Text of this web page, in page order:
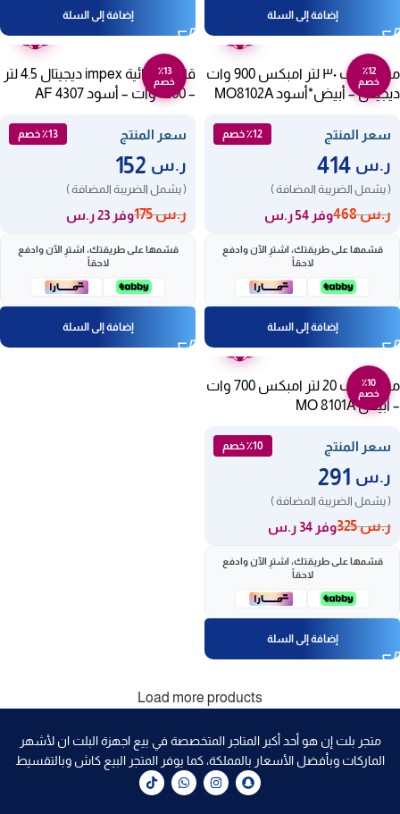
إضافة إلى السلة إضافة إلى السلة
٪12
خصم
عامين
ميكروويف ٣٠ لتر امبكس 900 وات
ديجيتال – أبيض*أسود MO8102A
سعر المنتج ٪12 خصم
ر.س
( يشمل الضريبة المضافة )
ر.س468 وفر 54 ر.س
قسّمها على طريقتك، اشترِ الآن وادفع
لاحقاً
إضافة إلى السلة
٪13
خصم
عامين
قلاية هوائية impex ديجيتال 4.5 لتر
– 1200 وات – أسود AF 4307
سعر المنتج ٪13 خصم
ر.س
( يشمل الضريبة المضافة )
ر.س175 وفر 23 ر.س
قسّمها على طريقتك، اشترِ الآن وادفع
لاحقاً
إضافة إلى السلة
٪10
خصم
عامين
ميكروويف 20 لتر امبكس 700 وات
– أبيض MO 8101A
سعر المنتج ٪10 خصم
ر.س
( يشمل الضريبة المضافة )
ر.س325 وفر 34 ر.س
قسّمها على طريقتك، اشترِ الآن وادفع
لاحقاً
إضافة إلى السلة
Load more products
متجر بلت إن هو أحد أكبر المتاجر المتخصصة في بيع اجهزة البلت ان لأشهر
الماركات وبأفضل الأسعار بالمملكة، كما يوفر المتجر البيع كاش وبالتقسيط